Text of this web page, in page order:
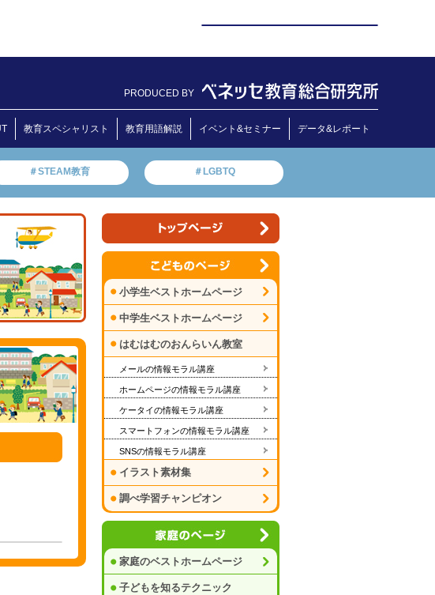
PRODUCED BY
教育スペシャリスト 教育用語解説 イベント&セミナー データ&レポート
＃STEAM教育 ＃LGBTQ
小学生ベストホームページ
中学生ベストホームページ
はむはむのおんらいん教室
メールの情報モラル講座
ホームページの情報モラル講座
ケータイの情報モラル講座
スマートフォンの情報モラル講座
SNSの情報モラル講座
イラスト素材集
調べ学習チャンピオン
家庭のベストホームページ
子どもを知るテクニック